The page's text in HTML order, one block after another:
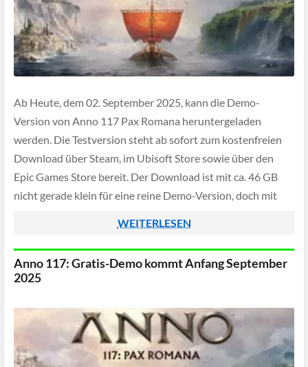
Ab Heute, dem 02. September 2025, kann die Demo-
Version von Anno 117 Pax Romana heruntergeladen
werden. Die Testversion steht ab sofort zum kostenfreien
Download über Steam, im Ubisoft Store sowie über den
Epic Games Store bereit. Der Download ist mit ca. 46 GB
nicht gerade klein für eine reine Demo-Version, doch mit
WEITERLESEN
Anno 117: Gratis-Demo kommt Anfang September
2025